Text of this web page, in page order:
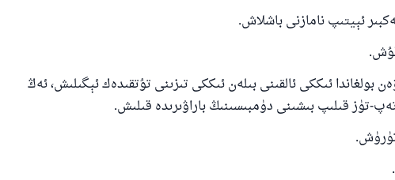
بولغاندا ئىككى ئالقىنى بىلەن ئىككى تىزىنى تۇتقىدەك ئېگىلىش، ئەڭ
تۈز قىلىپ بىشىنى دۈمبىسىنىڭ باراۋىرىدە قىلىش.